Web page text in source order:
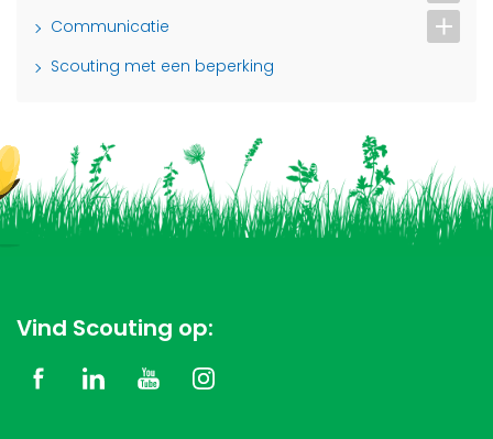
Communicatie
Scouting met een beperking
Vind Scouting op: